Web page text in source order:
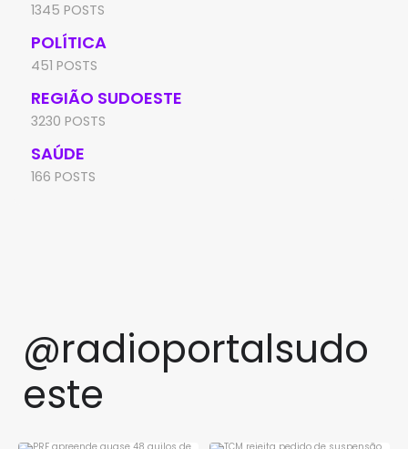
1345 POSTS
POLÍTICA
451 POSTS
REGIÃO SUDOESTE
3230 POSTS
SAÚDE
166 POSTS
@radioportalsudo
este